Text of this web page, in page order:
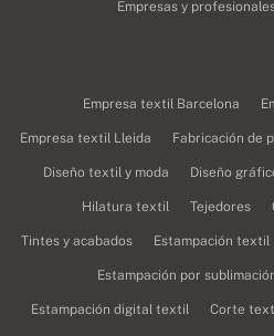
Empresas y
Empresa textil Barcelona
Empresa textil Lleida Fabricación de
Diseño textil y moda Diseño
Hilatura textil Tejedores
Tintes y acabados Estampación textil
Estampación por
Estampación digital textil Corte